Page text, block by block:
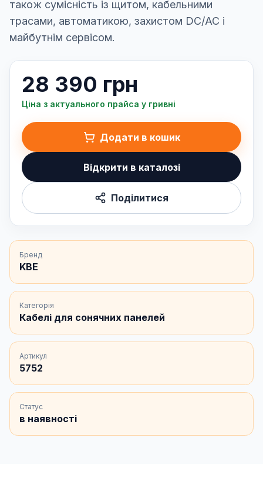
також сумісність із щитом, кабельними
трасами, автоматикою, захистом DC/AC і
майбутнім сервісом.
28 390 грн
Ціна з актуального прайса у гривні
Додати в кошик
Відкрити в каталозі
Поділитися
Бренд
KBE
Категорія
Кабелі для сонячних панелей
Артикул
5752
Статус
в наявності